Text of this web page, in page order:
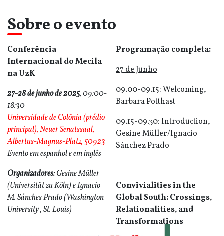
Sobre o evento
Conferência
Internacional do Mecila
na UzK
27-28 de junho de 2025, 09:00-
18:30
Universidade de Colônia (prédio
principal), Neuer Senatssaal,
Albertus-Magnus-Platz, 50923
Evento em espanhol e em inglês
Organizadores:Gesine Müller
(Universität zu Köln) e Ignacio
M. Sánches Prado (Washington
University , St. Louis)
Programação completa:
27 de Junho
09.00-09.15: Welcoming,
Barbara Potthast
09.15-09.30: Introduction,
Gesine Müller/Ignacio
Sánchez Prado
Convivialities in the
Global South: Crossings,
Relationalities, and
Transformations